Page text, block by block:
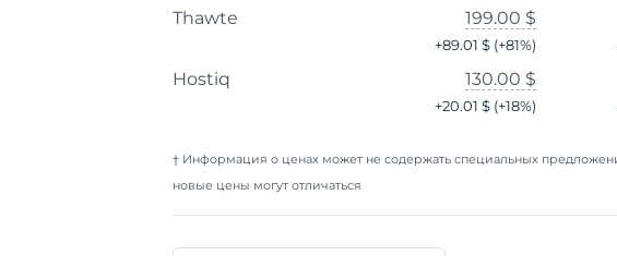
Thawte 199.00 $
+89.01 $ (+81%)
Hostiq 130.00 $
+20.01 $ (+18%)
† Информация о ценах может не содержать специальных
новые цены могут отличаться